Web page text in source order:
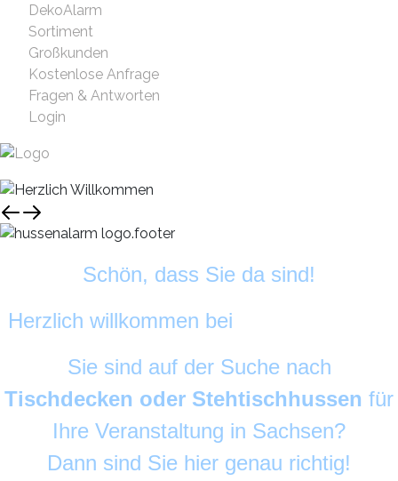
DekoAlarm
Sortiment
Großkunden
Kostenlose Anfrage
Fragen & Antworten
Login
Schön, dass Sie da sind!
Herzlich willkommen bei
Sie sind auf der Suche nach
Tischdecken oder Stehtischhussen für
Ihre Veranstaltung in Sachsen?
Dann sind Sie hier genau richtig!